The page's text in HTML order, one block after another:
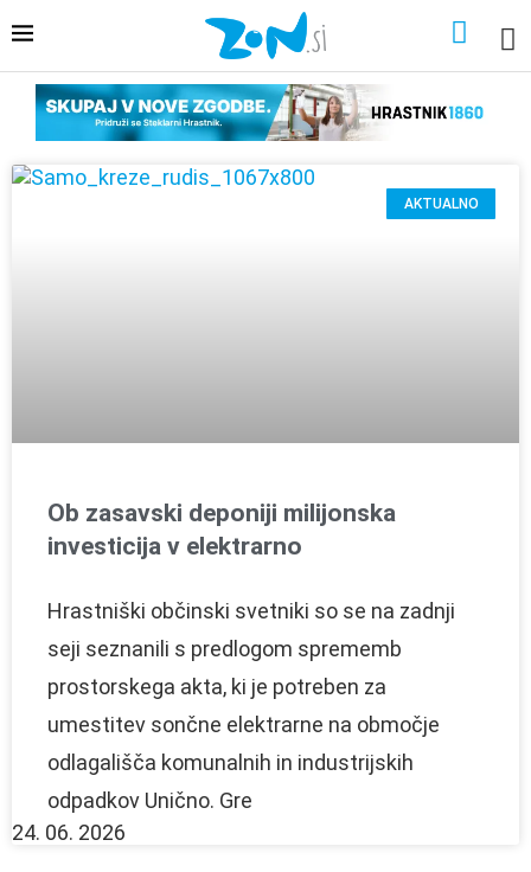
AKTUALNO
Ob zasavski deponiji milijonska
investicija v elektrarno
Hrastniški občinski svetniki so se na zadnji
seji seznanili s predlogom sprememb
prostorskega akta, ki je potreben za
umestitev sončne elektrarne na območje
odlagališča komunalnih in industrijskih
odpadkov Unično. Gre
24. 06. 2026